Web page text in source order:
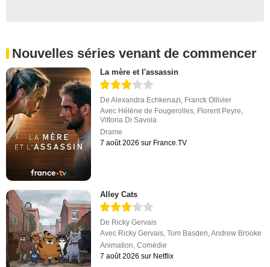
Nouvelles séries venant de commencer
La mère et l'assassin
DeAlexandra Echkenazi Franck Ollivier
Avec Hélène de Fougerolles Florent Peyre
Vittoria Di Savoia
Drame
7 août 2026 sur France.TV
Alley Cats
De Ricky Gervais
Avec Ricky Gervais,Tom Basden,Andrew Brooke
Animation,Comédie
7 août 2026 sur Netflix